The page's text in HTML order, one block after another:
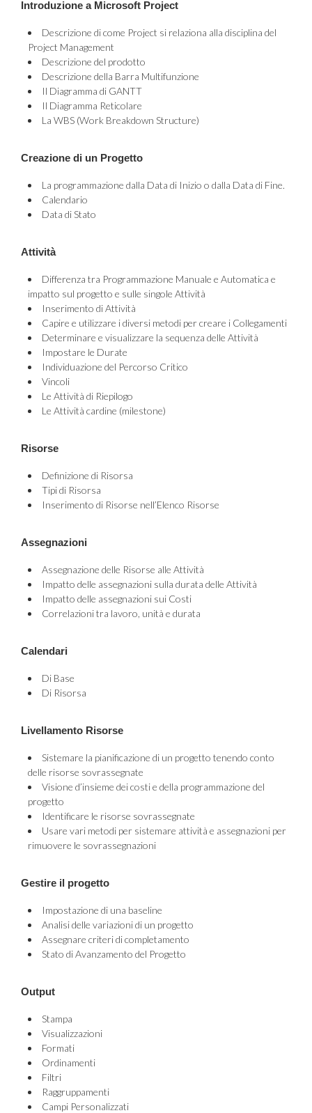
Introduzione a Microsoft Project
Descrizione di come Project si relaziona alla disciplina del
Project Management
Descrizione del prodotto
Descrizione della Barra Multifunzione
Il Diagramma di GANTT
Il Diagramma Reticolare
La WBS (Work Breakdown Structure)
Creazione di un Progetto
La programmazione dalla Data di Inizio o dalla Data di Fine.
Calendario
Data di Stato
Attività
Differenza tra Programmazione Manuale e Automatica e
impatto sul progetto e sulle singole Attività
Inserimento di Attività
Capire e utilizzare i diversi metodi per creare i Collegamenti
Determinare e visualizzare la sequenza delle Attività
Impostare le Durate
Individuazione del Percorso Critico
Vincoli
Le Attività di Riepilogo
Le Attività cardine (milestone)
Risorse
Definizione di Risorsa
Tipi di Risorsa
Inserimento di Risorse nell’Elenco Risorse
Assegnazioni
Assegnazione delle Risorse alle Attività
Impatto delle assegnazioni sulla durata delle Attività
Impatto delle assegnazioni sui Costi
Correlazioni tra lavoro, unità e durata
Calendari
Di Base
Di Risorsa
Livellamento Risorse
Sistemare la pianificazione di un progetto tenendo conto
delle risorse sovrassegnate
Visione d’insieme dei costi e della programmazione del
progetto
Identificare le risorse sovrassegnate
Usare vari metodi per sistemare attività e assegnazioni per
rimuovere le sovrassegnazioni
Gestire il progetto
Impostazione di una baseline
Analisi delle variazioni di un progetto
Assegnare criteri di completamento
Stato di Avanzamento del Progetto
Output
Stampa
Visualizzazioni
Formati
Ordinamenti
Filtri
Raggruppamenti
Campi Personalizzati